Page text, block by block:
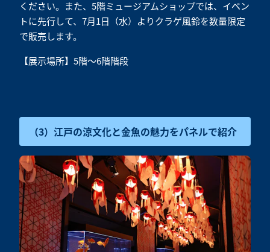
ください。また、5階ミュージアムショップでは、イベン
トに先行して、7月1日（水）よりクラゲ風鈴を数量限定
で販売します。
【展示場所】5階～6階階段
（3）江戸の涼文化と金魚の魅力をパネルで紹介